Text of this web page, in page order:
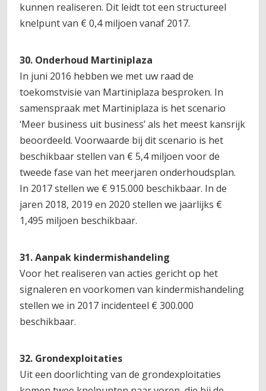
kunnen realiseren. Dit leidt tot een structureel
knelpunt van € 0,4 miljoen vanaf 2017.
30. Onderhoud Martiniplaza
In juni 2016 hebben we met uw raad de
toekomstvisie van Martiniplaza besproken. In
samenspraak met Martiniplaza is het scenario
‘Meer business uit business’ als het meest kansrijk
beoordeeld. Voorwaarde bij dit scenario is het
beschikbaar stellen van € 5,4 miljoen voor de
tweede fase van het meerjaren onderhoudsplan.
In 2017 stellen we € 915.000 beschikbaar. In de
jaren 2018, 2019 en 2020 stellen we jaarlijks €
1,495 miljoen beschikbaar.
31. Aanpak kindermishandeling
Voor het realiseren van acties gericht op het
signaleren en voorkomen van kindermishandeling
stellen we in 2017 incidenteel € 300.000
beschikbaar.
32. Grondexploitaties
Uit een doorlichting van de grondexploitaties